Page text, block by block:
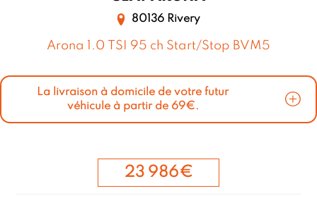
Arona 1.0 TSI 95 ch Start/Stop BVM5
80136 Rivery
23 986€
La livraison à domicile de votre futur
véhicule à partir de 69€.